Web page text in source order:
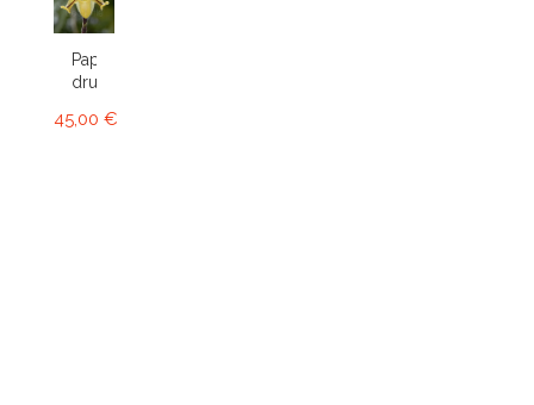
Paphiopedilum
druryi
45,00 €